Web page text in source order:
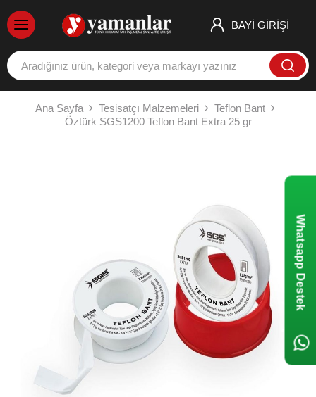
BAYİ GİRİŞİ
Ana Sayfa Tesisatçı Malzemeleri
Teflon Bant
Öztürk SGS1200 Teflon Bant Extra 25 gr
Whatsapp Destek